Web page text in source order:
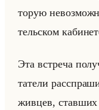
то­рую
тельском
Эта встре­ча
та­те­ли
жив­цев, став­ших